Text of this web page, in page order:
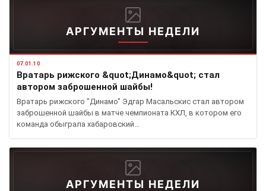
АРГУМЕНТЫ НЕДЕЛИ
07.01.10
Вратарь рижского &quot;Динамо&quot; стал
автором заброшенной шайбы!
Вратарь рижского "Динамо" Эдгар Масальскис стал автором
заброшенной шайбы в матче чемпионата КХЛ, в котором его
команда обыграла хабаровский…
АРГУМЕНТЫ НЕДЕЛИ